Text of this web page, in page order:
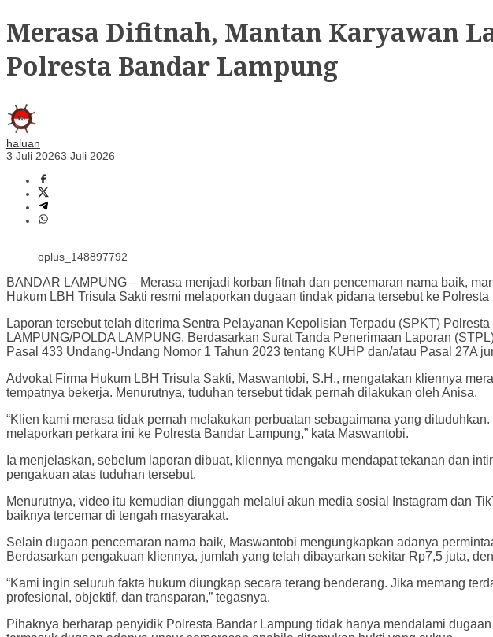
Merasa Difitnah, Mantan Karyawan
Polresta Bandar Lampung
haluan
3 Juli 20263 Juli 2026
oplus_148897792
BANDAR LAMPUNG – Merasa menjadi korban fitnah dan pencemaran nama baik,
Hukum LBH Trisula Sakti resmi melaporkan dugaan tindak pidana tersebut ke
Laporan tersebut telah diterima Sentra Pelayanan Kepolisian Terpadu (SPKT)
LAMPUNG/POLDA LAMPUNG. Berdasarkan Surat Tanda Penerimaan Laporan
Pasal 433 Undang-Undang Nomor 1 Tahun 2023 tentang KUHP dan/atau Pasal 27A
Advokat Firma Hukum LBH Trisula Sakti, Maswantobi, S.H., mengatakan kliennya
tempatnya bekerja. Menurutnya, tuduhan tersebut tidak pernah dilakukan oleh Anisa.
“Klien kami merasa tidak pernah melakukan perbuatan sebagaimana yang
melaporkan perkara ini ke Polresta Bandar Lampung,” kata Maswantobi.
Ia menjelaskan, sebelum laporan dibuat, kliennya mengaku mendapat tekanan dan
pengakuan atas tuduhan tersebut.
Menurutnya, video itu kemudian diunggah melalui akun media sosial Instagram dan
baiknya tercemar di tengah masyarakat.
Selain dugaan pencemaran nama baik, Maswantobi mengungkapkan adanya
Berdasarkan pengakuan kliennya, jumlah yang telah dibayarkan sekitar Rp7,5 juta,
“Kami ingin seluruh fakta hukum diungkap secara terang benderang. Jika memang
profesional, objektif, dan transparan,” tegasnya.
Pihaknya berharap penyidik Polresta Bandar Lampung tidak hanya mendalami